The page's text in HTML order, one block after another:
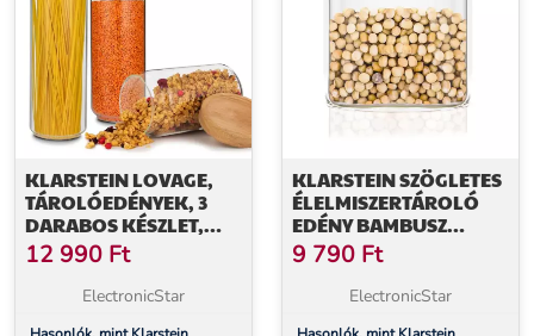
KLARSTEIN LOVAGE,
TÁROLÓEDÉNYEK, 3
DARABOS KÉSZLET,
0,75 / 1,1 / 1,5 L,
BOROSZILIKÁT ÜVEG,
AKÁCFA FEDÉL,
12 990 Ft
ElectronicStar
KLARSTEIN SZÖGLETES
ÉLELMISZERTÁROLÓ
EDÉNY BAMBUSZ
FEDÉLLEL, 10 × 10 × 10
CM, 700 ML,
LÉGMENTES, SZILIKON
9 790 Ft
ElectronicStar